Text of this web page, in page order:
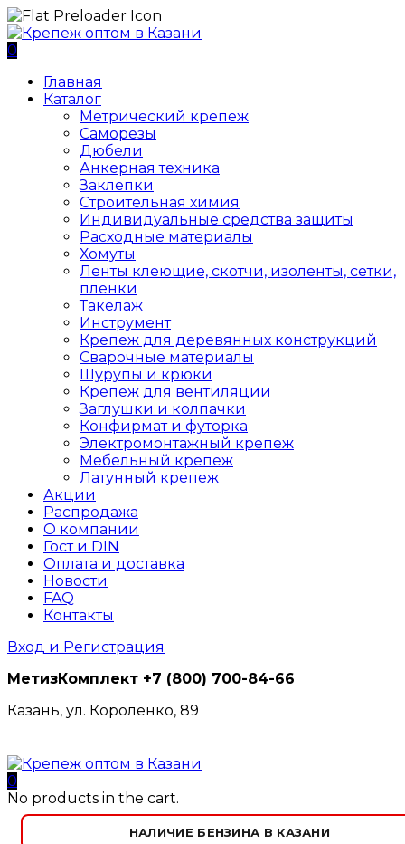
0
Главная
Каталог
Метрический крепеж
Саморезы
Дюбели
Анкерная техника
Заклепки
Строительная химия
Индивидуальные средства защиты
Расходные материалы
Хомуты
Ленты клеющие, скотчи, изоленты, сетки,
пленки
Такелаж
Инструмент
Крепеж для деревянных конструкций
Сварочные материалы
Шурупы и крюки
Крепеж для вентиляции
Заглушки и колпачки
Конфирмат и футорка
Электромонтажный крепеж
Мебельный крепеж
Латунный крепеж
Акции
Распродажа
О компании
Гост и DIN
Оплата и доставка
Новости
FAQ
Контакты
Вход и Регистрация
МетизКомплект +7 (800) 700-84-66
Казань, ул. Короленко, 89
0
No products in the cart.
НАЛИЧИЕ БЕНЗИНА В КАЗАНИ